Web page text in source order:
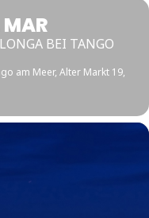
MAR
BEI TANGO
am Meer, Alter Markt 19,